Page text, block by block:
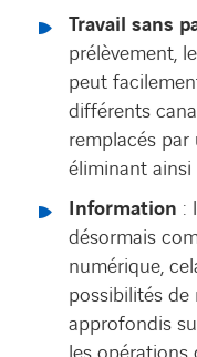
Travail sans
prélèvement,
peut
différents
remplacés
éliminant ainsi
Information :
désormais
numérique,
possibilités de
approfondis